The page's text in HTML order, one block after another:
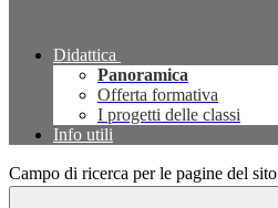
Didattica
Panoramica
Offerta formativa
I progetti delle classi
Info utili
Campo di ricerca per le pagine del sito